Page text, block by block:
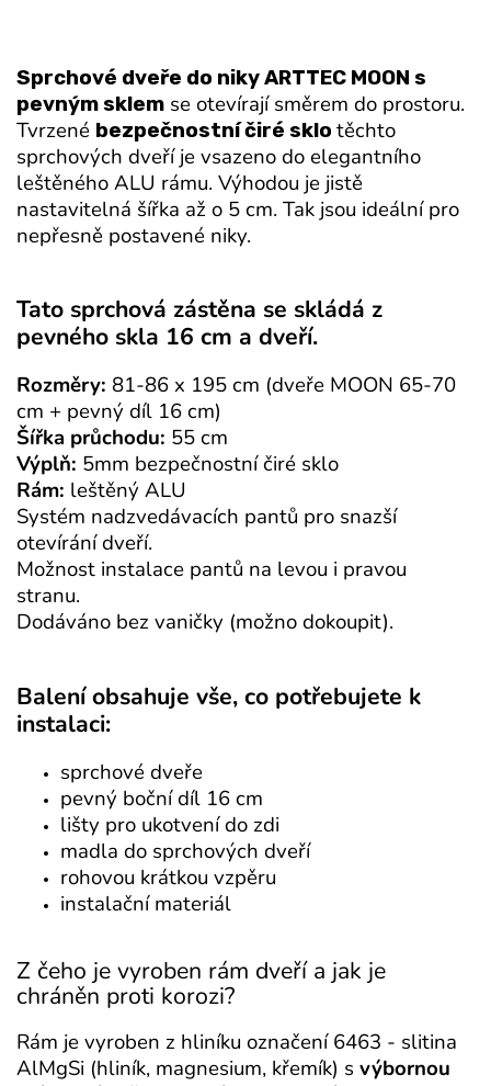
Sprchové dveře do niky ARTTEC MOON s
pevným sklem se otevírají směrem do prostoru.
Tvrzené bezpečnostní čiré sklo těchto
sprchových dveří je vsazeno do elegantního
leštěného ALU rámu. Výhodou je jistě
nastavitelná šířka až o 5 cm. Tak jsou ideální pro
nepřesně postavené niky.
Tato sprchová zástěna se skládá z
pevného skla 16 cm a dveří.
Rozměry: 81-86 x 195 cm (dveře MOON 65-70
cm + pevný díl 16 cm)
Šířka průchodu: 55 cm
Výplň: 5mm bezpečnostní čiré sklo
Rám: leštěný ALU
Systém nadzvedávacích pantů pro snazší
otevírání dveří.
Možnost instalace pantů na levou i pravou
stranu.
Dodáváno bez vaničky (možno dokoupit).
Balení obsahuje vše, co potřebujete k
instalaci:
sprchové dveře
pevný boční díl 16 cm
lišty pro ukotvení do zdi
madla do sprchových dveří
rohovou krátkou vzpěru
instalační materiál
Z čeho je vyroben rám dveří a jak je
chráněn proti korozi?
Rám je vyroben z hliníku označení 6463 - slitina
AlMgSi (hliník, magnesium, křemík) s výbornou